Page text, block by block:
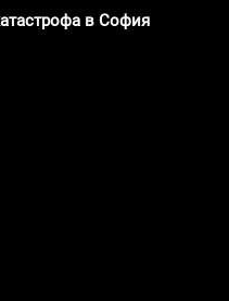
в София